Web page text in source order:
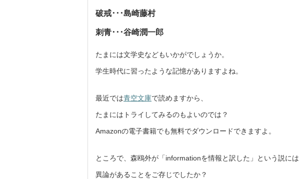
破戒･･･島崎藤村
刺青･･･谷崎潤一郎
たまには文学史などもいかがでしょうか。
学生時代に習ったような記憶がありますよね。
最近では青空文庫で読めますから、
たまにはトライしてみるのもよいのでは？
Amazonの電子書籍でも無料でダウンロードできますよ。
ところで、森鴎外が「informationを情報と訳した」という説には
異論があることをご存じでしたか？